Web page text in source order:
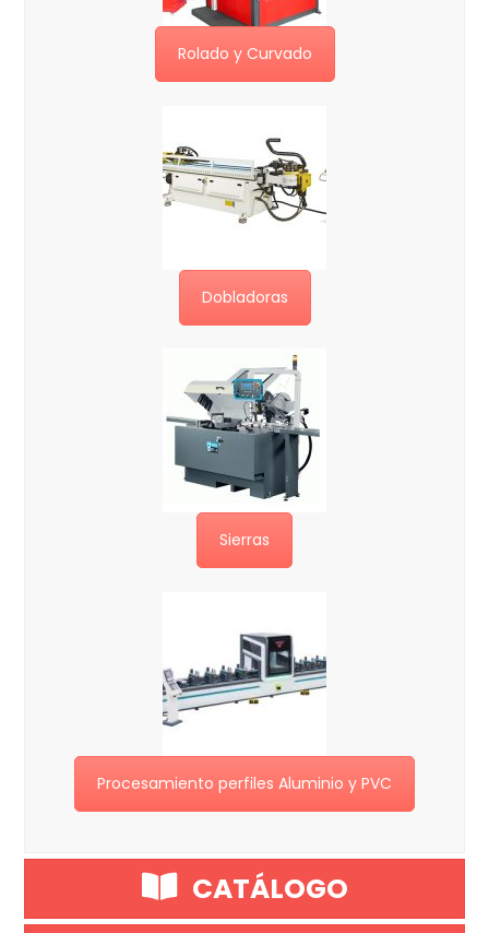
Rolado y Curvado
Dobladoras
Sierras
Procesamiento perfiles Aluminio y PVC
CATÁLOGO